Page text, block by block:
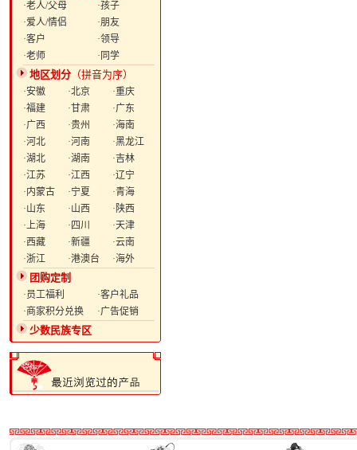
·老人/父母
·孩子
·爱人/情侣
·朋友
·客户
·领导
·老师
·同学
地区划分 （拼音为序）
·安徽 ·北京
·重庆
·福建
·甘肃
·广东
·广西
·贵州
·海南
·河北
·河南
·黑龙江
·湖北
·湖南
·吉林
·江苏
·江西
·辽宁
·内蒙古
·宁夏
·青海
·山东
·山西
·陕西
·上海
·四川
·天津
·西藏
·新疆
·云南
·浙江
·港澳台 ·海外
团购定制
·员工福利
·客户礼品
·商家积分兑换
·广告促销
少数民族专区